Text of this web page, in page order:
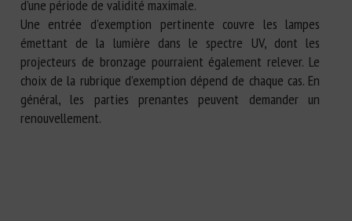
d’une période de validité maximale.
Une entrée d’exemption pertinente couvre les lampes
émettant de la lumière dans le spectre UV, dont les
projecteurs de bronzage pourraient également relever. Le
choix de la rubrique d’exemption dépend de chaque cas. En
général, les parties prenantes peuvent demander un
renouvellement.